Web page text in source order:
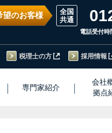
望のお客様
電話受付
税理士の方 採用情報
専門家紹介
会社
拠点